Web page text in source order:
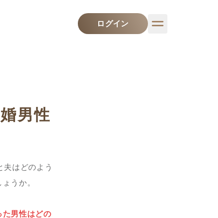
ログイン
男性
はどのよう
うか。
男性はどの